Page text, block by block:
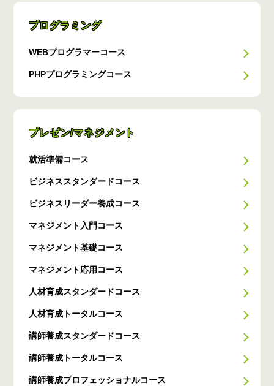
プログラミング
WEBプログラマーコース
PHPプログラミングコース
プレゼン/マネジメント
就活準備コース
ビジネススタンダードコース
ビジネスリーダー養成コース
マネジメント入門コース
マネジメント基礎コース
マネジメント応用コース
人材育成スタンダードコース
人材育成トータルコース
講師養成スタンダードコース
講師養成トータルコース
講師養成プロフェッショナルコース